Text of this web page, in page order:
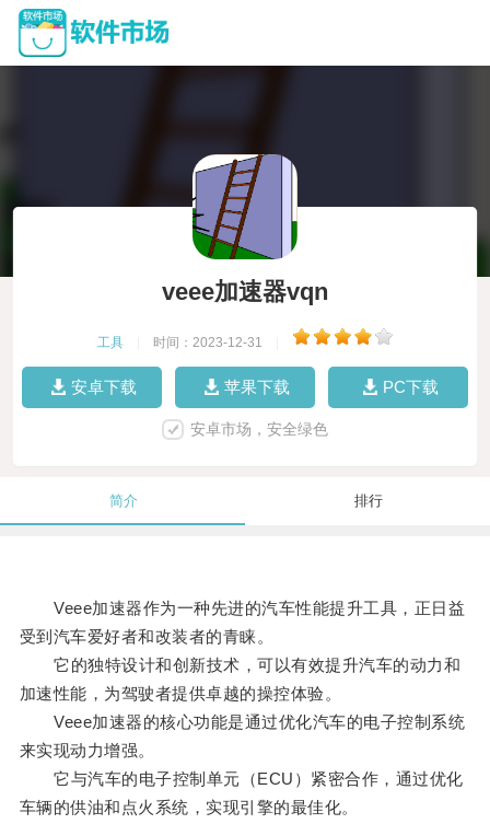
veee加速器vqn
工具 时间：2023-12-31
安卓下载 苹果下载 PC下载
安卓市场，安全绿色
简介 排行
Veee加速器作为一种先进的汽车性能提升工具，正日益
受到汽车爱好者和改装者的青睐。
它的独特设计和创新技术，可以有效提升汽车的动力和
加速性能，为驾驶者提供卓越的操控体验。
Veee加速器的核心功能是通过优化汽车的电子控制系统
来实现动力增强。
它与汽车的电子控制单元（ECU）紧密合作，通过优化
车辆的供油和点火系统，实现引擎的最佳化。